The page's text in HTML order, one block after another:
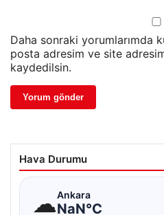
Daha sonraki yorumlarımda
posta adresim ve site
kaydedilsin.
Hava Durumu
☁Ankara
NaN°C